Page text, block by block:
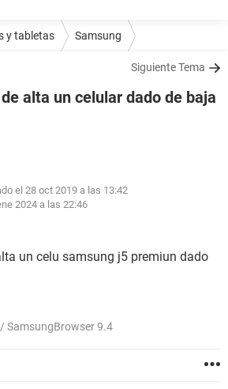
y tabletas Samsung
Siguiente Tema
alta un celular dado de baja
el 28 oct 2019 a las 13:42
2024 a las 22:46
un celu samsung j5 premiun dado
SamsungBrowser 9.4